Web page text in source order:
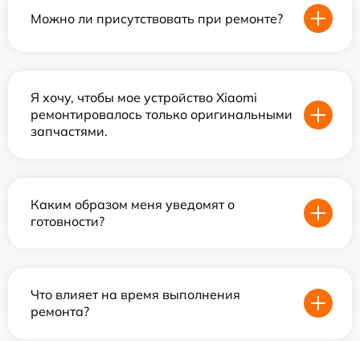
Можно ли присутствовать при ремонте?
Я хочу, чтобы мое устройство Xiaomi
ремонтировалось только оригинальными
запчастями.
Каким образом меня уведомят о
готовности?
Что влияет на время выполнения
ремонта?